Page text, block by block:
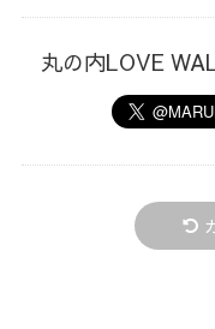
丸の内LOVE